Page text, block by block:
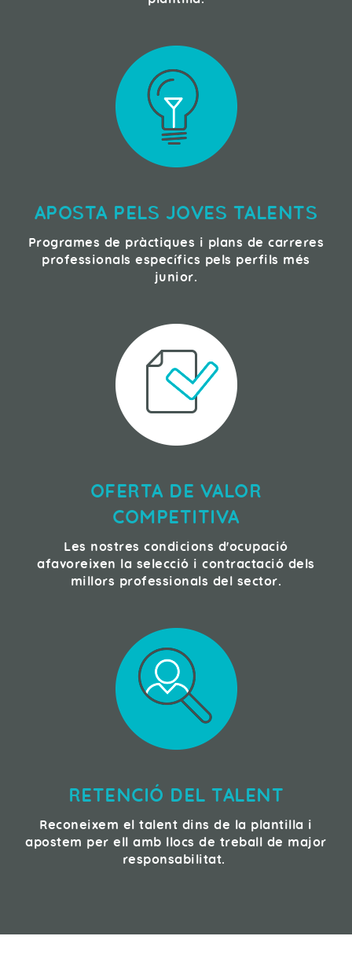
APOSTA PELS JOVES TALENTS
Programes de pràctiques i plans de carreres
professionals específics pels perfils més
junior.
OFERTA DE VALOR
COMPETITIVA
Les nostres condicions d'ocupació
afavoreixen la selecció i contractació dels
millors professionals del sector.
RETENCIÓ DEL TALENT
Reconeixem el talent dins de la plantilla i
apostem per ell amb llocs de treball de major
responsabilitat.